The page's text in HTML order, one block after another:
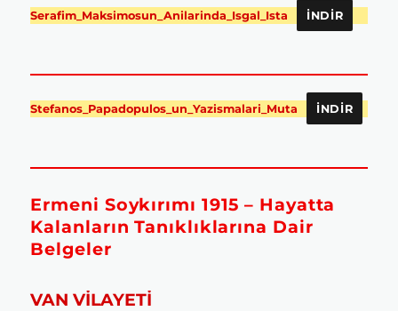
Serafim_Maksimosun_Anilarinda_Isgal_Ista İNDIR
Stefanos_Papadopulos_un_Yazismalari_Muta İNDIR
Ermeni Soykırımı 1915 – Hayatta
Kalanların Tanıklıklarına Dair
Belgeler
VAN VİLAYETİ